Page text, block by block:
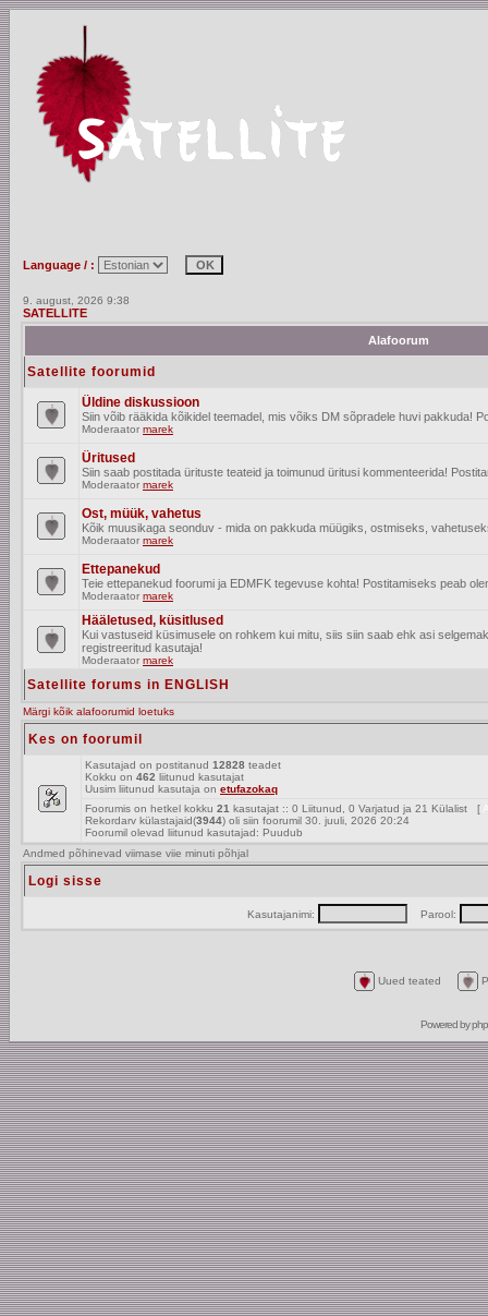
Language / :
9. august, 2026 9:38
SATELLITE
Alafoorum
Satellite foorumid
Üldine diskussioon
Siin võib rääkida kõikidel teemadel, mis võiks DM sõpradele huvi pakkuda!
Moderaator marek
Üritused
Siin saab postitada ürituste teateid ja toimunud üritusi kommenteerida!
Moderaator marek
Ost, müük, vahetus
Kõik muusikaga seonduv - mida on pakkuda müügiks, ostmiseks,
Moderaator marek
Ettepanekud
Teie ettepanekud foorumi ja EDMFK tegevuse kohta! Postitamiseks peab
Moderaator marek
Hääletused, küsitlused
Kui vastuseid küsimusele on rohkem kui mitu, siis siin saab ehk asi
registreeritud kasutaja!
Moderaator marek
Satellite forums in ENGLISH
Märgi kõik alafoorumid loetuks
Kes on foorumil
Kasutajad on postitanud 12828 teadet
Kokku on 462 liitunud kasutajat
Uusim liitunud kasutaja on etufazokaq
Foorumis on hetkel kokku 21 kasutajat :: 0 Liitunud, 0 Varjatud ja 21 Külalist [
Rekordarv külastajaid(3944) oli siin foorumil 30. juuli, 2026 20:24
Foorumil olevad liitunud kasutajad: Puudub
Andmed põhinevad viimase viie minuti põhjal
Logi sisse
Kasutajanimi: Parool:
Uued teated
Powered by